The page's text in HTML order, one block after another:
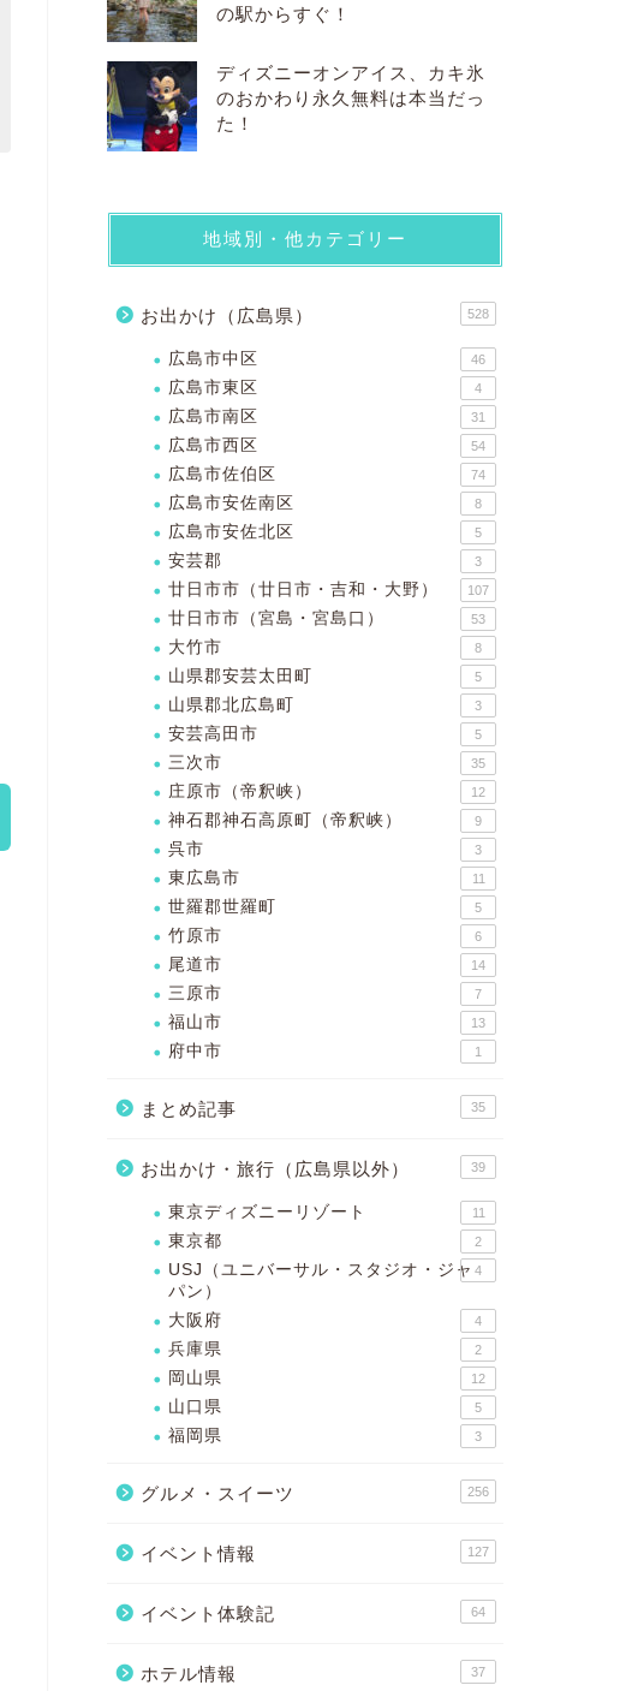
の駅からすぐ！
ディズニーオンアイス、カキ氷
のおかわり永久無料は本当だっ
た！
地域別・他カテゴリー
お出かけ（広島県） 528
広島市中区 46
広島市東区 4
広島市南区 31
広島市西区 54
広島市佐伯区 74
広島市安佐南区 8
広島市安佐北区 5
安芸郡 3
廿日市市（廿日市・吉和・大野） 107
廿日市市（宮島・宮島口） 53
大竹市 8
山県郡安芸太田町 5
山県郡北広島町 3
安芸高田市 5
三次市 35
庄原市（帝釈峡） 12
神石郡神石高原町（帝釈峡） 9
呉市 3
東広島市 11
世羅郡世羅町 5
竹原市 6
尾道市 14
三原市 7
福山市 13
府中市 1
まとめ記事 35
お出かけ・旅行（広島県以外） 39
東京ディズニーリゾート 11
東京都 2
USJ（ユニバーサル・スタジオ・ジャ
パン）
4
大阪府 4
兵庫県 2
岡山県 12
山口県 5
福岡県 3
グルメ・スイーツ 256
イベント情報 127
イベント体験記 64
ホテル情報 37